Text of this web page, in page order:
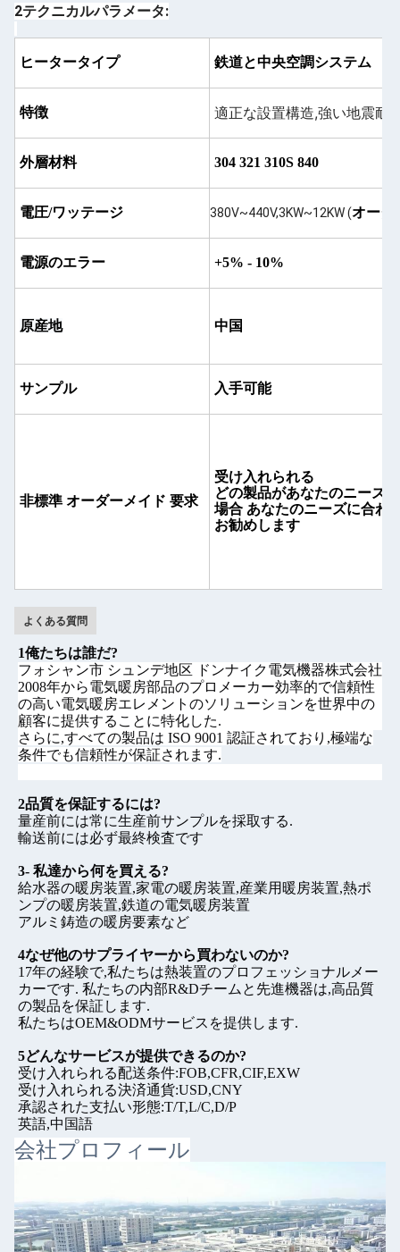
2テクニカルパラメータ:
ヒータータイプ 鉄道と中央空調システム
特徴 適正な設置構造,強い地震耐
外層材料 304 321 310S 840
電圧/ワッテージ 380V~440V,3KW~12KW (オーダ
電源のエラー +5% - 10%
原産地 中国
サンプル 入手可能
非標準 オーダーメイド 要求
受け入れられる
どの製品があなたのニーズ
場合 あなたのニーズに合わ
お勧めします
よくある質問
1俺たちは誰だ?
フォシャン市 シュンデ地区 ドンナイク電気機器株式会社
2008年から電気暖房部品のプロメーカー効率的で信頼性
の高い電気暖房エレメントのソリューションを世界中の
顧客に提供することに特化した.
さらに,すべての製品は ISO 9001 認証されており,極端な
条件でも信頼性が保証されます.
2品質を保証するには?
量産前には常に生産前サンプルを採取する.
輸送前には必ず最終検査です
3- 私達から何を買える?
給水器の暖房装置,家電の暖房装置,産業用暖房装置,熱ポ
ンプの暖房装置,鉄道の電気暖房装置
アルミ鋳造の暖房要素など
4なぜ他のサプライヤーから買わないのか?
17年の経験で,私たちは熱装置のプロフェッショナルメー
カーです. 私たちの内部R&Dチームと先進機器は,高品質
の製品を保証します.
私たちはOEM&ODMサービスを提供します.
5どんなサービスが提供できるのか?
受け入れられる配送条件:FOB,CFR,CIF,EXW
受け入れられる決済通貨:USD,CNY
承認された支払い形態:T/T,L/C,D/P
英語,中国語
会社プロフィール